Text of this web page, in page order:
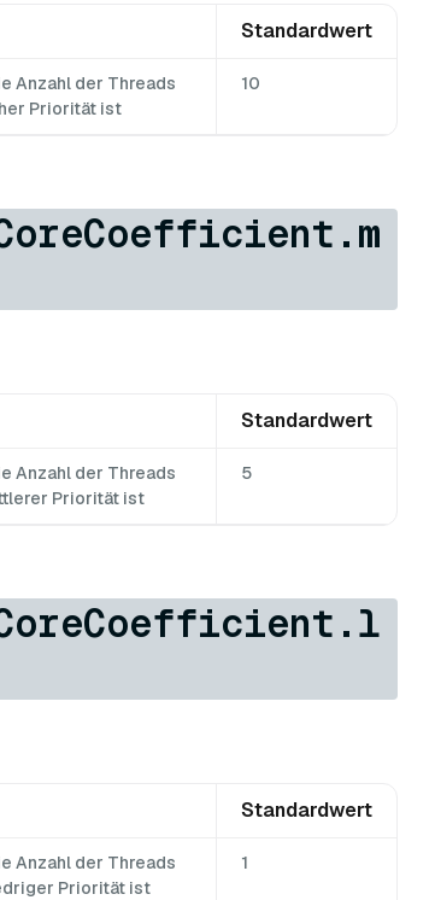
Standardwert
Anzahl der Threads
Priorität ist
10
Standardwert
Anzahl der Threads
Priorität ist
5
Standardwert
Anzahl der Threads
Priorität ist
1